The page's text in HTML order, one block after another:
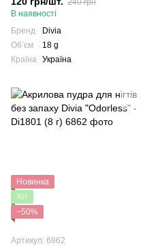
В наявності
Бренд
Divia
Обʼєм
18 g
Країна
Україна
Новинка
Хіт
−50%
Артикул: 6862